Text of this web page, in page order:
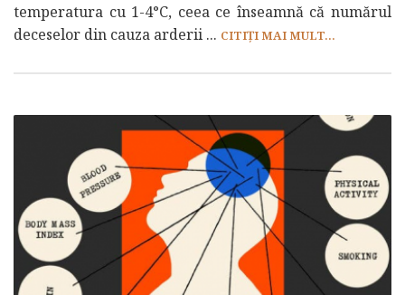
temperatura cu 1-4°C, ceea ce înseamnă că numărul
deceselor din cauza arderii ... CITIȚI MAI MULT...